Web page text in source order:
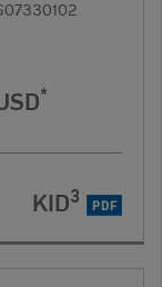
*
KID3 PDF